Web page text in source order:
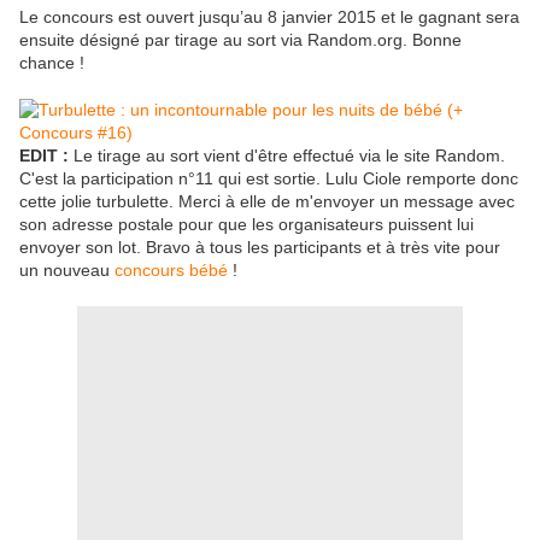
Le concours est ouvert jusqu’au 8 janvier 2015 et le gagnant sera
ensuite désigné par tirage au sort via Random.org. Bonne
chance !
EDIT : Le tirage au sort vient d'être effectué via le site Random.
C'est la participation n°11 qui est sortie. Lulu Ciole remporte donc
cette jolie turbulette. Merci à elle de m'envoyer un message avec
son adresse postale pour que les organisateurs puissent lui
envoyer son lot. Bravo à tous les participants et à très vite pour
un nouveau concours bébé !